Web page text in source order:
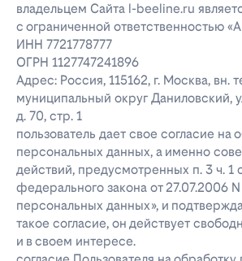
владельцем Сайта l-beeline.ru
с ограниченной ответственностью
ИНН 7721778777
ОГРН 1127747241896
Адрес: Россия, 115162, г. Москва, вн.
муниципальный округ Даниловский,
д. 70, стр. 1
пользователь дает свое согласие на
персональных данных, а именно
действий, предусмотренных п. 3 ч. 1
федерального закона от 27.07.2006
персональных данных», и
такое согласие, он действует
и в своем интересе.